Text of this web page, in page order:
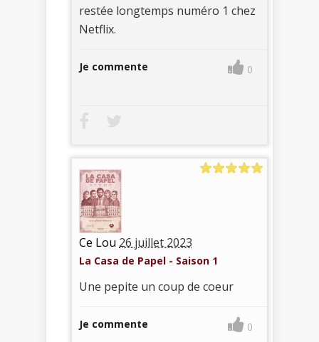
restée longtemps numéro 1 chez
Netflix.
Je commente 0
Ce Lou 26 juillet 2023
La Casa de Papel - Saison 1
Une pepite un coup de coeur
Je commente 0